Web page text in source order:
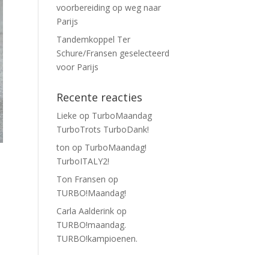
voorbereiding op weg naar
Parijs
Tandemkoppel Ter
Schure/Fransen geselecteerd
voor Parijs
Recente reacties
Lieke op TurboMaandag
TurboTrots TurboDank!
ton op TurboMaandag!
TurboITALY2!
Ton Fransen op
TURBO!Maandag!
Carla Aalderink op
TURBO!maandag.
TURBO!kampioenen.